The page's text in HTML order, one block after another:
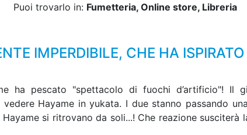
Puoi trovarlo in: Fumetteria, Online store, Libreria
IMPERDIBILE, CHE HA
ha pescato "spettacolo di fuochi d’artificio"! Il
Hayame in yukata. I due stanno passando
si ritrovano da soli...! Che reazione susciterà